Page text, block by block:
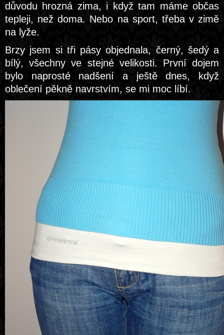
důvodu hrozná zima, i když tam máme občas
tepleji, než doma. Nebo na sport, třeba v zimě
na lyže.
Brzy jsem si tři pásy objednala, černý, šedý a
bílý, všechny ve stejné velikosti. První dojem
bylo naprosté nadšení a ještě dnes, když
oblečení pěkně navrstvím, se mi moc líbí.